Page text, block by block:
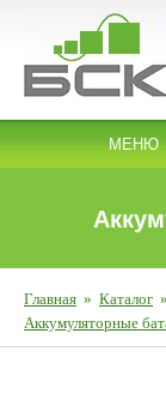
МЕНЮ
Главная » Каталог »
Аккумуляторные